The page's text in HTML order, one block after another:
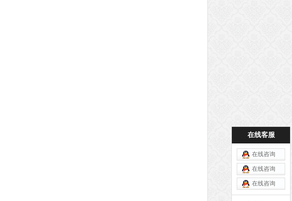
在线客服
在线咨询
在线咨询
在线咨询